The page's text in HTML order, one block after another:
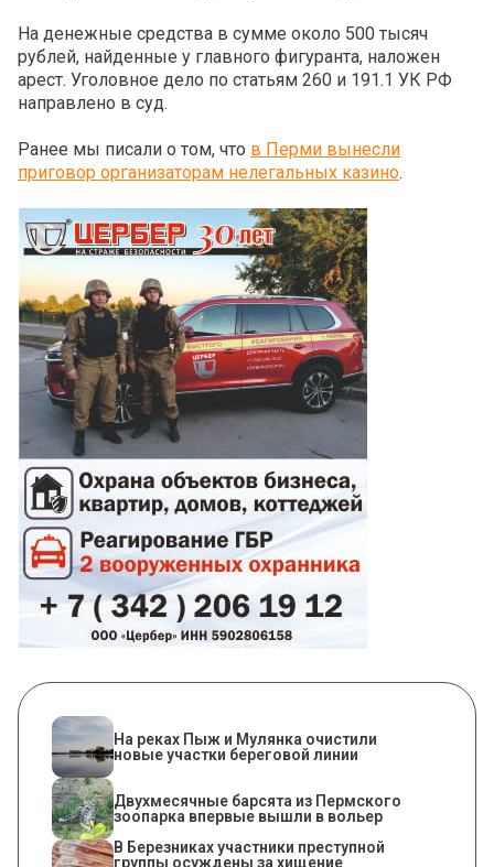
На денежные средства в сумме около 500 тысяч
рублей, найденные у главного фигуранта, наложен
арест. Уголовное дело по статьям 260 и 191.1 УК РФ
направлено в суд.
Ранее мы писали о том, что в Перми вынесли
приговор организаторам нелегальных казино.
На реках Пыж и Мулянка очистили
новые участки береговой линии
Двухмесячные барсята из Пермского
зоопарка впервые вышли в вольер
В Березниках участники преступной
группы осуждены за хищение